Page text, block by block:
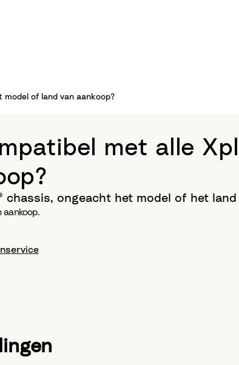
of land van aankoop?
met alle
chassis, ongeacht het model of het